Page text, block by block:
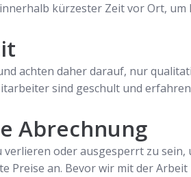
kürzester Zeit vor Ort,
achten daher darauf, nur
sind geschult und
Abrechnung
oder ausgesperrt zu
Preise an. Bevor wir mit der